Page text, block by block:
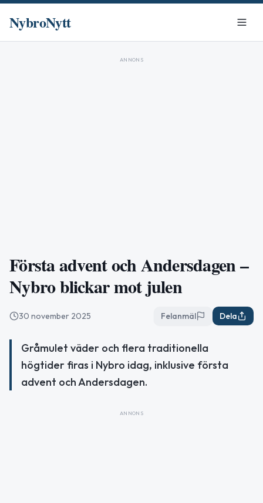
NybroNytt
ANNONS
Första advent och Andersdagen –
Nybro blickar mot julen
30 november 2025 Felanmäl Dela
Gråmulet väder och flera traditionella
högtider firas i Nybro idag, inklusive första
advent och Andersdagen.
ANNONS